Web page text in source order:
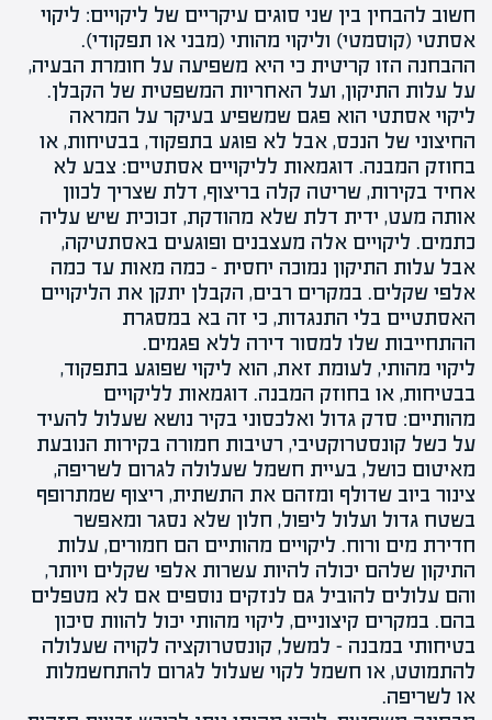
חשוב להבחין בין שני סוגים עיקריים של ליקויים: ליקוי
אסתטי (קוסמטי) וליקוי מהותי (מבני או תפקודי).
ההבחנה הזו קריטית כי היא משפיעה על חומרת הבעיה,
על עלות התיקון, ועל האחריות המשפטית של הקבלן.
ליקוי אסתטי הוא פגם שמשפיע בעיקר על המראה
החיצוני של הנכס, אבל לא פוגע בתפקוד, בבטיחות, או
בחוזק המבנה. דוגמאות לליקויים אסתטיים: צבע לא
אחיד בקירות, שריטה קלה בריצוף, דלת שצריך לכוון
אותה מעט, ידית דלת שלא מהודקת, זכוכית שיש עליה
כתמים. ליקויים אלה מעצבנים ופוגעים באסתטיקה,
אבל עלות התיקון נמוכה יחסית – כמה מאות עד כמה
אלפי שקלים. במקרים רבים, הקבלן יתקן את הליקויים
האסתטיים בלי התנגדות, כי זה בא במסגרת
ההתחייבות שלו למסור דירה ללא פגמים.
ליקוי מהותי, לעומת זאת, הוא ליקוי שפוגע בתפקוד,
בבטיחות, או בחוזק המבנה. דוגמאות לליקויים
מהותיים: סדק גדול ואלכסוני בקיר נושא שעלול להעיד
על כשל קונסטרוקטיבי, רטיבות חמורה בקירות הנובעת
מאיטום כושל, בעיית חשמל שעלולה לגרום לשריפה,
צינור ביוב שדולף ומזהם את התשתית, ריצוף שמתרופף
בשטח גדול ועלול ליפול, חלון שלא נסגר ומאפשר
חדירת מים ורוח. ליקויים מהותיים הם חמורים, עלות
התיקון שלהם יכולה להיות עשרות אלפי שקלים ויותר,
והם עלולים להוביל גם לנזקים נוספים אם לא מטפלים
בהם. במקרים קיצוניים, ליקוי מהותי יכול להוות סיכון
בטיחותי במבנה – למשל, קונסטרוקציה לקויה שעלולה
להתמוטט, או חשמל לקוי שעלול לגרום להתחשמלות
או לשריפה.